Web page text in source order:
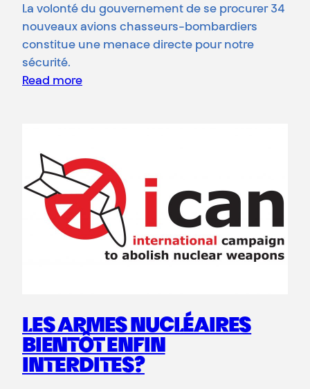
La volonté du gouvernement de se procurer 34
nouveaux avions chasseurs-bombardiers
constitue une menace directe pour notre
sécurité.
Read more
LES ARMES NUCLÉAIRES
BIENTÔT ENFIN
INTERDITES?